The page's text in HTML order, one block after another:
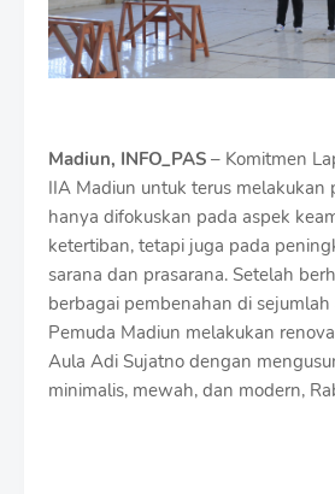
Madiun, INFO_PAS – Komitmen
IIA Madiun untuk terus melakukan
hanya difokuskan pada aspek
ketertiban, tetapi juga pada
sarana dan prasarana. Setelah
berbagai pembenahan di sejumlah
Pemuda Madiun melakukan
Aula Adi Sujatno dengan
minimalis, mewah, dan modern,
a
n
D
g
n
W
t
h
S
h
r
o
f